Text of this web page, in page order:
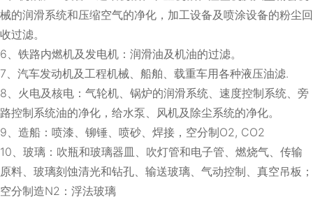
械的润滑系统和压缩空气的净化，加工设备及喷涂设备的粉尘回
收过滤。
6、铁路内燃机及发电机：润滑油及机油的过滤。
7、汽车发动机及工程机械、船舶、载重车用各种液压油滤.
8、火电及核电：气轮机、锅炉的润滑系统、速度控制系统、旁
路控制系统油的净化，给水泵、风机及除尘系统的净化。
9、造船：喷漆、铆锤、喷砂、焊接，空分制O2, CO2
10、玻璃：吹瓶和玻璃器皿、吹灯管和电子管、燃烧气、传输
原料、玻璃刻蚀清光和钻孔、输送玻璃、气动控制、真空吊板；
空分制造N2：浮法玻璃